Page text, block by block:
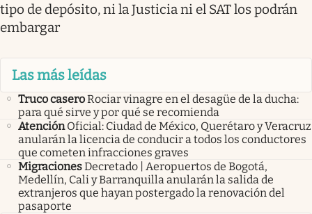
tipo de depósito, ni la Justicia ni el SAT los podrán
embargar
Las más leídas
Truco caseroRociar vinagre en el desagüe de la ducha:
para qué sirve y por qué se recomienda
Atención Oficial: Ciudad de México, Querétaro y Veracruz
anularán la licencia de conducir a todos los conductores
que cometen infracciones graves
MigracionesDecretado | Aeropuertos de Bogotá,
Medellín, Cali y Barranquilla anularán la salida de
extranjeros que hayan postergado la renovación del
pasaporte